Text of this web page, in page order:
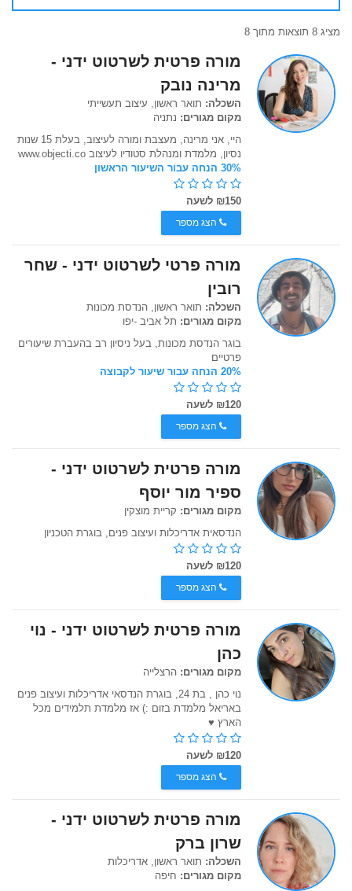
מציג 8 תוצאות מתוך 8
מורה פרטית לשרטוט ידני -
מרינה נובק
השכלה: תואר ראשון, עיצוב תעשייתי
מקום מגורים: נתניה
היי, אני מרינה, מעצבת ומורה לעיצוב, בעלת 15 שנות
נסיון, מלמדת ומנהלת סטודיו לעיצוב www.objecti.co
30% הנחה עבור השיעור הראשון
₪150 לשעה
הצג מספר
מורה פרטי לשרטוט ידני - שחר
רובין
השכלה: תואר ראשון, הנדסת מכונות
מקום מגורים: תל אביב -יפו
בוגר הנדסת מכונות, בעל ניסיון רב בהעברת שיעורים
פרטיים
20% הנחה עבור שיעור לקבוצה
₪120 לשעה
הצג מספר
מורה פרטית לשרטוט ידני -
ספיר מור יוסף
מקום מגורים: קריית מוצקין
הנדסאית אדריכלות ועיצוב פנים, בוגרת הטכניון
₪120 לשעה
הצג מספר
מורה פרטית לשרטוט ידני - נוי
כהן
מקום מגורים: הרצלייה
נוי כהן , בת 24, בוגרת הנדסאי אדריכלות ועיצוב פנים
באריאל מלמדת בזום :) אז מלמדת תלמידים מכל
הארץ ♥️
₪120 לשעה
הצג מספר
מורה פרטית לשרטוט ידני -
שרון ברק
השכלה: תואר ראשון, אדריכלות
מקום מגורים: חיפה